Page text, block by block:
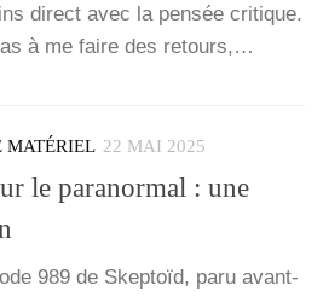
direct avec la pen­sée cri­tique.
à me faire des retours,…
MATÉRIEL 22 MAI 2025
le paranormal : une
989 de Skep­toïd, paru avant-